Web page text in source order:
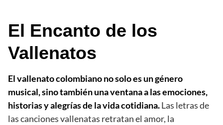
El Encanto de los
Vallenatos
El vallenato colombiano no solo es un género
musical, sino también una ventana a las emociones,
historias y alegrías de la vida cotidiana.Las letras de
las canciones vallenatas retratan el amor, la